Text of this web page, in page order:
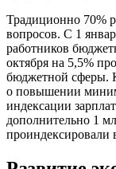
Традиционно 70%
вопросов. С 1
работников
октября на 5,5%
бюджетной сферы.
о повышении
индексации
дополнительно 1
проиндексировали